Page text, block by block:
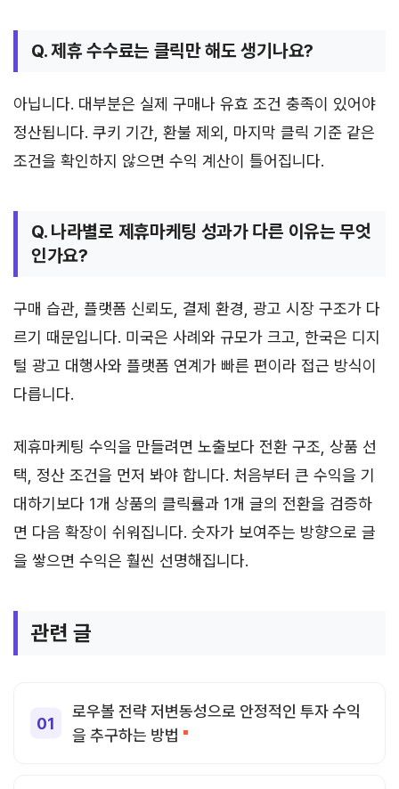
Q. 제휴 수수료는 클릭만 해도 생기나요?
아닙니다. 대부분은 실제 구매나 유효 조건 충족이 있어야
정산됩니다. 쿠키 기간, 환불 제외, 마지막 클릭 기준 같은
조건을 확인하지 않으면 수익 계산이 틀어집니다.
Q. 나라별로 제휴마케팅 성과가 다른 이유는 무엇
인가요?
구매 습관, 플랫폼 신뢰도, 결제 환경, 광고 시장 구조가 다
르기 때문입니다. 미국은 사례와 규모가 크고, 한국은 디지
털 광고 대행사와 플랫폼 연계가 빠른 편이라 접근 방식이
다릅니다.
제휴마케팅 수익을 만들려면 노출보다 전환 구조, 상품 선
택, 정산 조건을 먼저 봐야 합니다. 처음부터 큰 수익을 기
대하기보다 1개 상품의 클릭률과 1개 글의 전환을 검증하
면 다음 확장이 쉬워집니다. 숫자가 보여주는 방향으로 글
을 쌓으면 수익은 훨씬 선명해집니다.
관련 글
로우볼 전략 저변동성으로 안정적인 투자 수익
을 추구하는 방법